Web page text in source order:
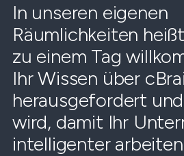
In unseren eigenen
Räumlichkeiten
zu einem Tag
Ihr Wissen über
herausgefordert
wird, damit Ihr
intelligenter